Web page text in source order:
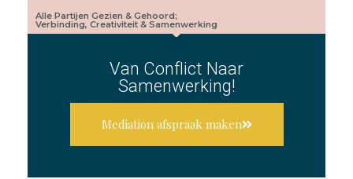
Alle Partijen Gezien & Gehoord;
Verbinding, Creativiteit & Samenwerking
Van Conflict Naar
Samenwerking!
Mediation afspraak maken